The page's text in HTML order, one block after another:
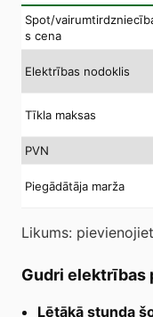
Spot/
s cena
Elektrības nodoklis
Tīkla maksas
PVN
Piegādātāja marža
Likums:
Gudri elektrības
Lētākā stunda